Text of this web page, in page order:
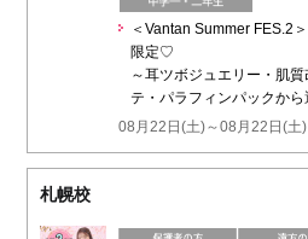
＜Vantan Summer FES.2
限定♡
～耳ツボジュエリー・肌
テ・パラフィンパックか
08月22日(土)～08月22日(土)
札幌校